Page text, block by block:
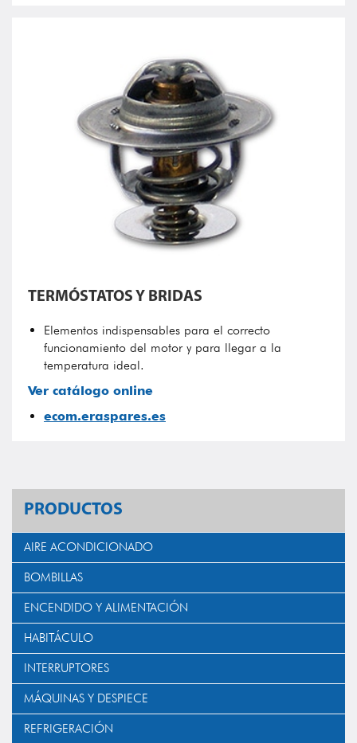
TERMÓSTATOS Y BRIDAS
Elementos indispensables para el correcto
funcionamiento del motor y para llegar a la
temperatura ideal.
Ver catálogo online
ecom.eraspares.es
PRODUCTOS
AIRE ACONDICIONADO
BOMBILLAS
ENCENDIDO Y ALIMENTACIÓN
HABITÁCULO
INTERRUPTORES
MÁQUINAS Y DESPIECE
REFRIGERACIÓN